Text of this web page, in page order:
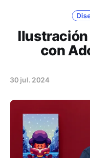
con
30 jul. 2024